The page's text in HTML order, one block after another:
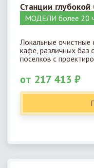
Станции
МОДЕЛИ более 20
Локальные очистные
кафе, различных
поселков с
от 217 413 ₽